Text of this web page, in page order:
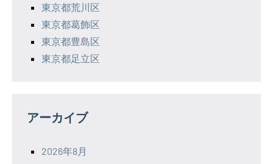
東京都荒川区
東京都葛飾区
東京都豊島区
東京都足立区
アーカイブ
2026年8月